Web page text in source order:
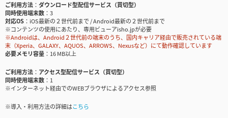
ご利用方法
ダウンロード型配信サービス（買切型）
同時使用端末数
3
対応OS
iOS最新の２世代前まで / Android最新の２世代前まで
※コンテンツの使用にあたり、専用ビューアisho.jpが必要
※Androidは、Android２世代前の端末のうち、国内キャリア経由で販売されている端
末（Xperia、GALAXY、AQUOS、ARROWS、Nexusなど）にて動作確認しています
必要メモリ容量
16 MB以上
ご利用方法
アクセス型配信サービス（買切型）
同時使用端末数
1
※インターネット経由でのWEBブラウザによるアクセス参照
※導入・利用方法の詳細はこちら